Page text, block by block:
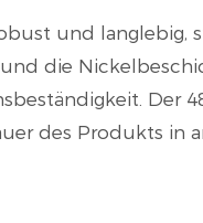
und langlebig,
die
Der
des Produkts in